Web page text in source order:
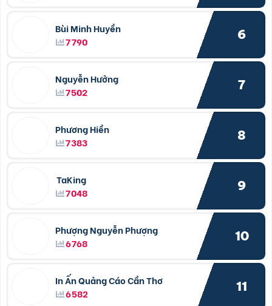
Bùi Minh Huyền
7790
6
Nguyễn Hưởng
7502
7
Phương Hiền
7383
8
TaKing
7048
9
Phượng Nguyễn Phượng
6768
10
In Ấn Quảng Cáo Cần Thơ
6582
11